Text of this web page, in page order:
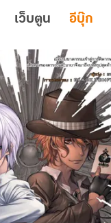
เว็บตูน อีบุ๊ก